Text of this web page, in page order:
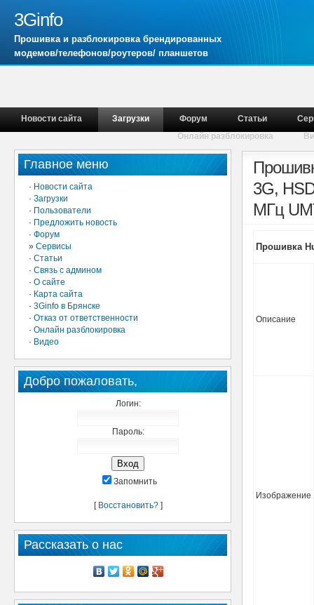
3Ginfo
Прошивка и разблокировка брендированных
модемов/телефонов/роутеров/ планшетов
Новости сайта Загрузки Форум Статьи
Онлайн разблокировка
Главное меню
· Новости сайта
· Загрузки
· Пользователи
· Предложить новость
· Форум
» Сервисы
· Статьи
· Связь с админом
· О сайте
· Карта сайта
· 3Ginfo в Брянске
· Отказ от ответственности
· Онлайн разблокировка
· Видео
Добро пожаловать,
Логин:
Пароль:
Запомнить
[ Восстановить?]
Рассказать о нас
3G,
МГц
Прошивка
Описание
Изображение